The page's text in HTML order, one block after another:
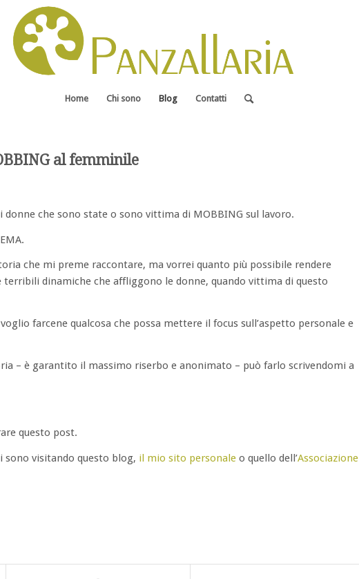
Home Chi sono Blog Contatti
al femminile
che sono state o sono vittima di MOBBING sul lavoro.
che mi preme raccontare, ma vorrei quanto più possibile rendere
dinamiche che affliggono le donne, quando vittima di questo
farcene qualcosa che possa mettere il focus sull’aspetto personale e
– è garantito il massimo riserbo e anonimato – può farlo scrivendomi a
questo post.
sono visitando questo blog, il mio sito personale o quello dell’Associazione